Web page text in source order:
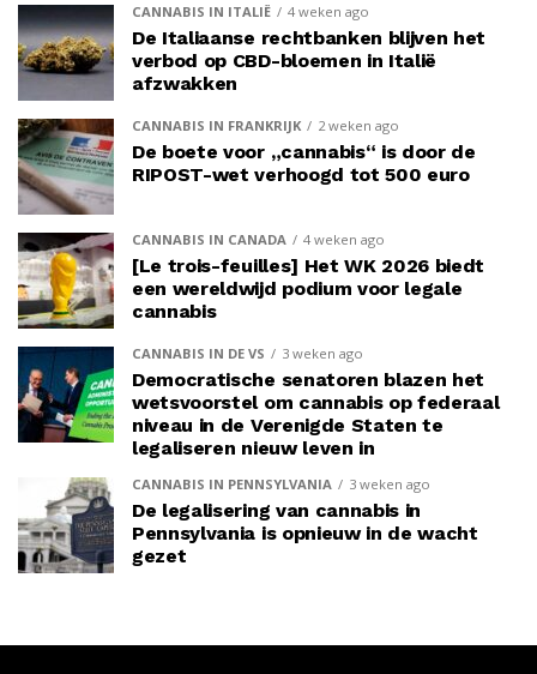
CANNABIS IN ITALIË 4 weken ago
De Italiaanse rechtbanken blijven het
verbod op CBD-bloemen in Italië
afzwakken
CANNABIS IN FRANKRIJK 2 weken ago
De boete voor „cannabis“ is door de
RIPOST-wet verhoogd tot 500 euro
CANNABIS IN CANADA 4 weken ago
[Le trois-feuilles] Het WK 2026 biedt
een wereldwijd podium voor legale
cannabis
CANNABIS IN DE VS 3 weken ago
Democratische senatoren blazen het
wetsvoorstel om cannabis op federaal
niveau in de Verenigde Staten te
legaliseren nieuw leven in
CANNABIS IN PENNSYLVANIA 3 weken ago
De legalisering van cannabis in
Pennsylvania is opnieuw in de wacht
gezet